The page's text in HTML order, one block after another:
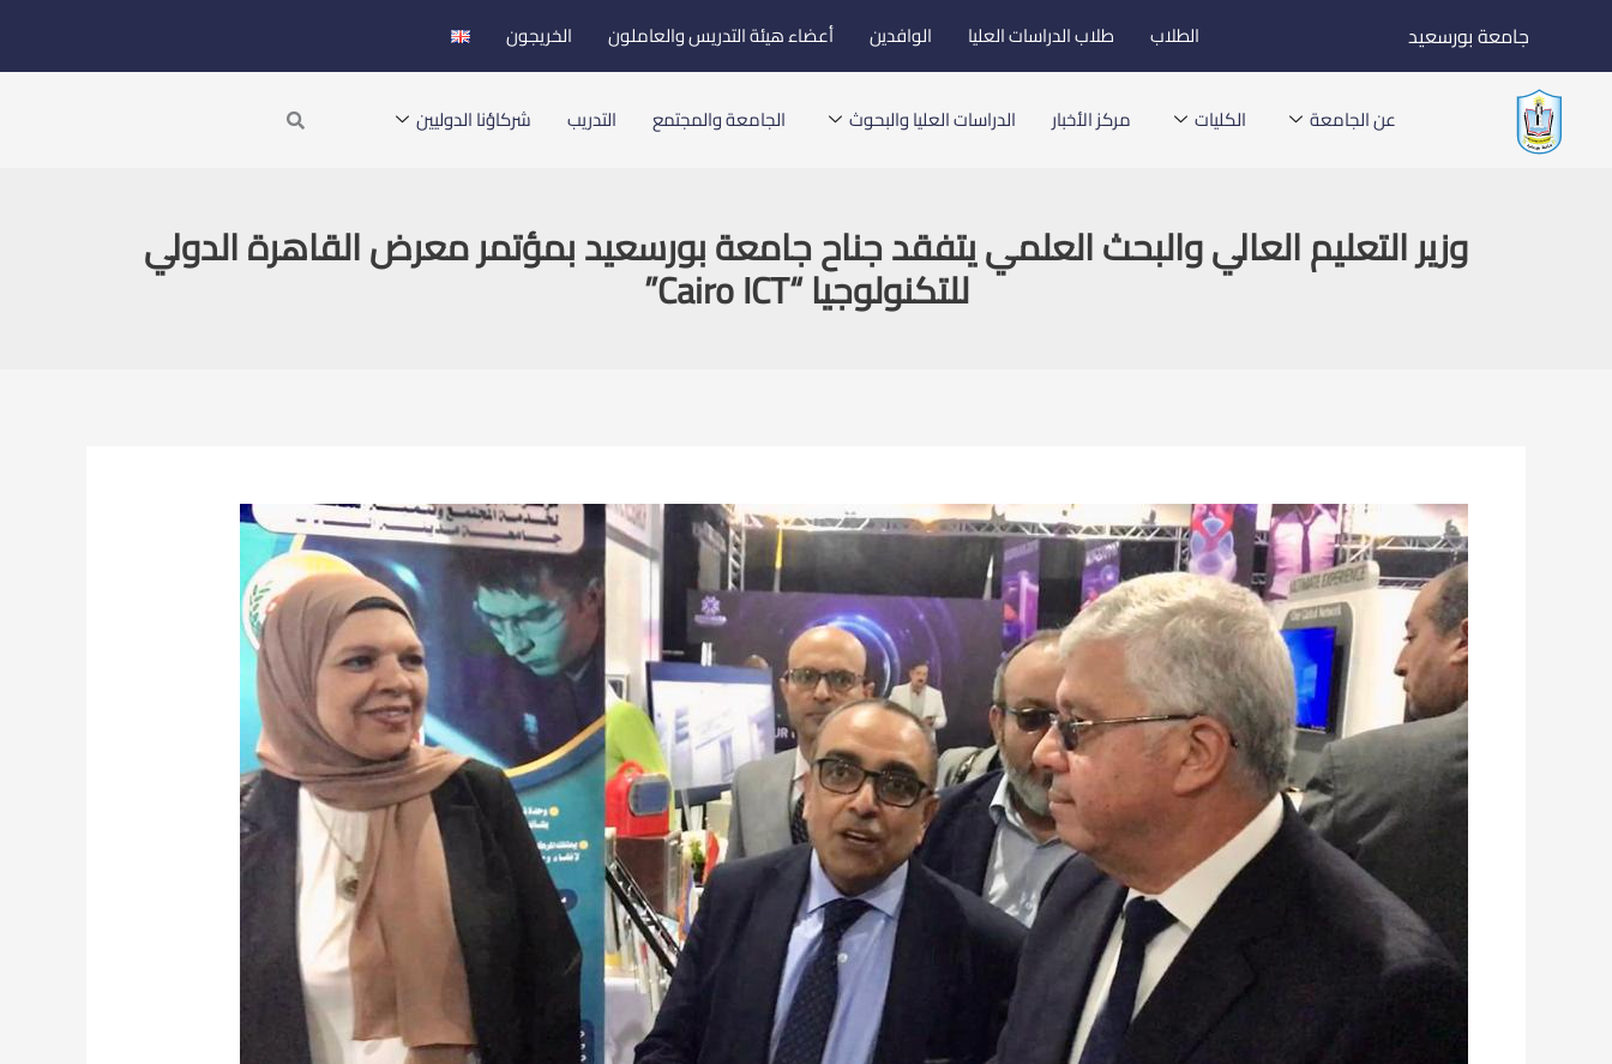
إلى
المحتوى
جامعة بورسعيد الطلاب طلاب الدراسات العليا الوافدين أعضاء هيئة التدريس والعاملون الخريجون
عن الجامعة الكليات مركز الأخبار الدراسات العليا والبحوث الجامعة والمجتمع التدريب شركاؤنا الدوليين Search
وزير التعليم العالي والبحث العلمي يتفقد جناح جامعة بورسعيد بمؤتمر معرض القاهرة الدولي
للتكنولوجيا “Cairo ICT”